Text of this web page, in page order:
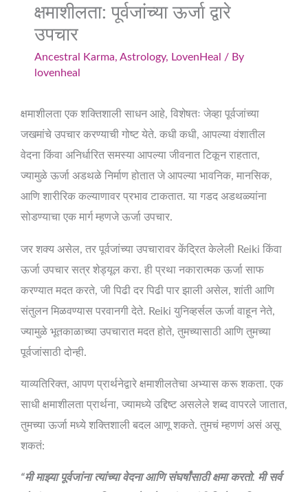
क्षमाशीलता: पूर्वजांच्या ऊर्जा द्वारे
उपचार
Ancestral Karma, Astrology, LovenHeal
/ By
lovenheal
क्षमाशीलता एक शक्तिशाली साधन आहे, विशेषतः जेव्हा पूर्वजांच्या
जखमांचे उपचार करण्याची गोष्ट येते. कधी कधी, आपल्या वंशातील
वेदना किंवा अनिर्धारित समस्या आपल्या जीवनात टिकून राहतात,
ज्यामुळे ऊर्जा अडथळे निर्माण होतात जे आपल्या भावनिक, मानसिक,
आणि शारीरिक कल्याणावर प्रभाव टाकतात. या गडद अडथळ्यांना
सोडण्याचा एक मार्ग म्हणजे ऊर्जा उपचार.
जर शक्य असेल, तर पूर्वजांच्या उपचारावर केंद्रित केलेली Reiki किंवा
ऊर्जा उपचार सत्र शेड्यूल करा. ही प्रथा नकारात्मक ऊर्जा साफ
करण्यात मदत करते, जी पिढी दर पिढी पार झाली असेल, शांती आणि
संतुलन मिळवण्यास परवानगी देते. Reiki युनिव्हर्सल ऊर्जा वाहून नेते,
ज्यामुळे भूतकाळाच्या उपचारात मदत होते, तुमच्यासाठी आणि तुमच्या
पूर्वजांसाठी दोन्ही.
याव्यतिरिक्त, आपण प्रार्थनेद्वारे क्षमाशीलतेचा अभ्यास करू शकता. एक
साधी क्षमाशीलता प्रार्थना, ज्यामध्ये उद्दिष्ट असलेले शब्द वापरले जातात,
तुमच्या ऊर्जा मध्ये शक्तिशाली बदल आणू शकते. तुमचं म्हणणं असं असू
शकतं:
“मी माझ्या पूर्वजांना त्यांच्या वेदना आणि संघर्षांसाठी क्षमा करतो. मी सर्व